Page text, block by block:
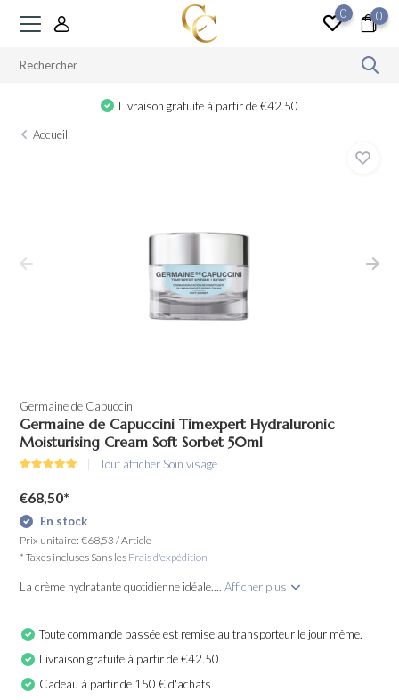
0 0
Livraison gratuite à partir de €42.50
Accueil
Germaine de Capuccini
Germaine de Capuccini Timexpert Hydraluronic
Moisturising Cream Soft Sorbet 50ml
Tout afficher Soin visage
€68,50*
En stock
Prix unitaire:€68,53 /Article
* Taxes incluses Sans les Frais d'expédition
La crème hydratante quotidienne idéale....Afficher plus
Toute commande passée est remise au transporteur le jour même.
Livraison gratuite à partir de €42.50
Cadeau à partir de 150 € d'achats